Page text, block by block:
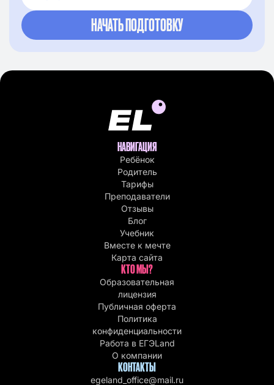
НАВИГАЦИЯ
Ребёнок
Родитель
Тарифы
Преподаватели
Отзывы
Блог
Учебник
Вместе к мечте
Карта сайта
КТО МЫ?
Образовательная
лицензия
Публичная оферта
Политика
конфиденциальности
Работа в EГЭLand
О компании
КОНТАКТЫ
egeland_office@mail.ru